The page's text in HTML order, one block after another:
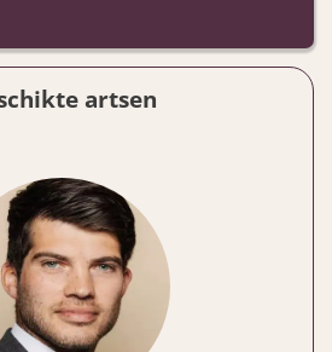
artsen